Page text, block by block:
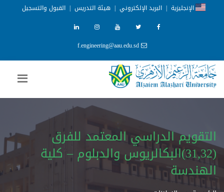
الإنجليزية | البريد الإلكتروني | هيئة التدريس | القبول والتسجيل
f.engineering@aau.edu.sd
التقويم الدراسي المعتمد للفرق
(31,32)البكالريوس والدبلوم – كلية
الهندسة